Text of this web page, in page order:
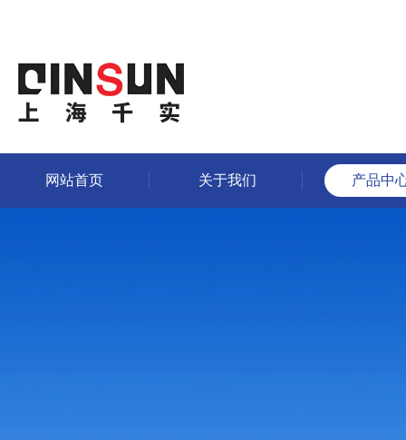
网站首页 关于我们 产品中